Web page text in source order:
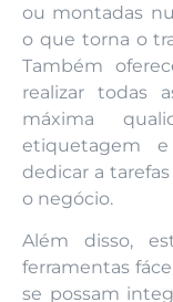
ou montadas
o que torna o
Também
realizar todas
máxima
etiquetagem
dedicar a
o negócio.
Além disso,
ferramentas
se possam